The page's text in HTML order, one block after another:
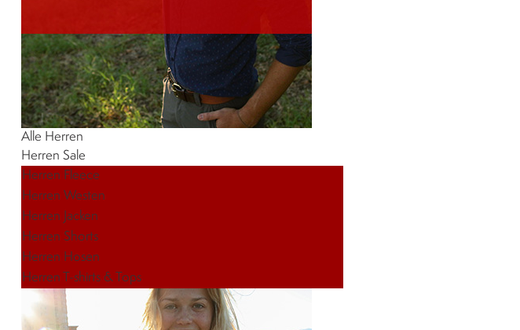
Alle Herren
Herren Sale
Herren Fleece
Herren Westen
Herren Jacken
Herren Shorts
Herren Hosen
Herren T-shirts & Tops